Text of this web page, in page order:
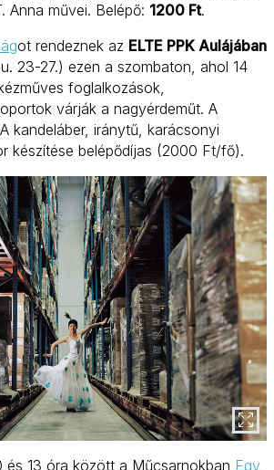
Anna művei. Belépő: 1200 Ft.
ot rendeznek az ELTE PPK Aulájában
23-27.) ezen a szombaton, ahol 14
foglalkozások,
várják a nagyérdeműt. A
kandeláber, iránytű, karácsonyi
készítése belépődíjas (2000 Ft/fő).
és 13 óra között a Műcsarnokban Egy